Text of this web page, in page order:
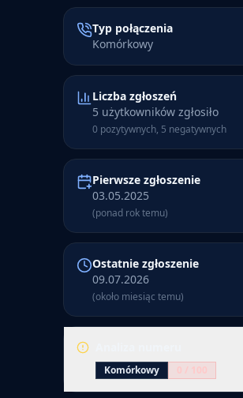
Typ połączenia
Komórkowy
Liczba zgłoszeń
5 użytkowników zgłosiło
0 pozytywnych, 5 negatywnych
Pierwsze zgłoszenie
03.05.2025
(ponad rok temu)
Ostatnie zgłoszenie
09.07.2026
(około miesiąc temu)
Komórkowy